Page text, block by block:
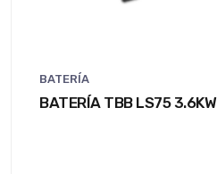
BATERÍA
BATERÍA TBB LS75 3.6KW